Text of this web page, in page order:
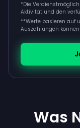
*Die
Aktivität und den
**Werte basieren auf
Auszahlungen
Was